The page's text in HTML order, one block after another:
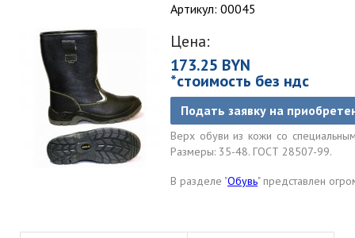
Артикул: 00045
Цена:
173.25 BYN
*стоимость без ндс
Подать заявку на
Верх обуви из кожи со
Размеры: 35-48. ГОСТ 28507-99.
В разделе "Обувь" представлен